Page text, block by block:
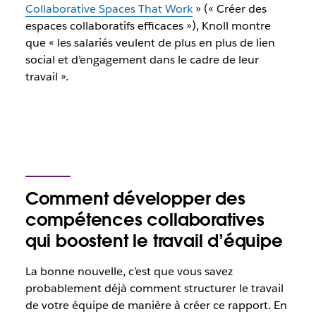
Collaborative Spaces That Work» (« Créer des
espaces collaboratifs efficaces »), Knoll montre
que « les salariés veulent de plus en plus de lien
social et d’engagement dans le cadre de leur
travail ».
Comment développer des
compétences collaboratives
qui boostent le travail d’équipe
La bonne nouvelle, c’est que vous savez
probablement déjà comment structurer le travail
de votre équipe de manière à créer ce rapport. En